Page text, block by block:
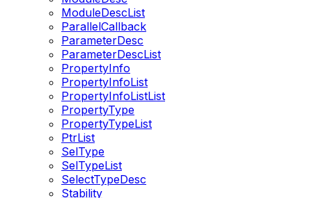
ModuleDescList
ParallelCallback
ParameterDesc
ParameterDescList
PropertyInfo
PropertyInfoList
PropertyInfoListList
PropertyType
PropertyTypeList
PtrList
SelType
SelTypeList
SelectTypeDesc
Stability